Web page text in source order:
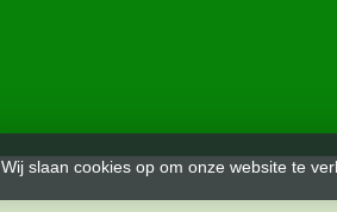
Wij slaan cookies op om onze website te